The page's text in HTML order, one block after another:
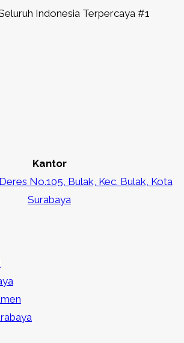
Indonesia Terpercaya #1
Kantor
No.105, Bulak, Kec. Bulak, Kota
Surabaya